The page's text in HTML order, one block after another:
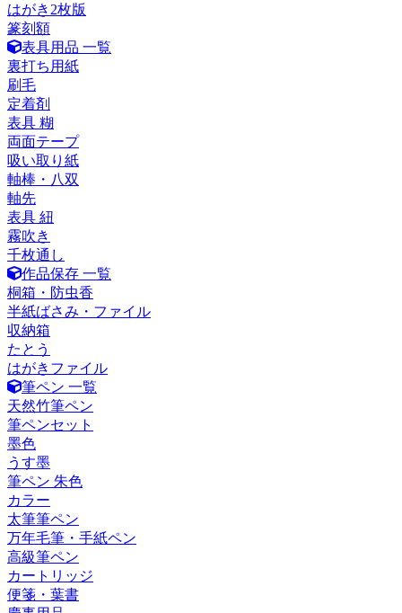
はがき2枚版
篆刻額
表具用品 一覧
裏打ち用紙
刷毛
定着剤
表具 糊
両面テープ
吸い取り紙
軸棒・八双
軸先
表具 紐
霧吹き
千枚通し
作品保存 一覧
桐箱・防虫香
半紙ばさみ・ファイル
収納箱
たとう
はがきファイル
筆ペン 一覧
天然竹筆ペン
筆ペンセット
墨色
うす墨
筆ペン 朱色
カラー
太筆筆ペン
万年毛筆・手紙ペン
高級筆ペン
カートリッジ
便箋・葉書